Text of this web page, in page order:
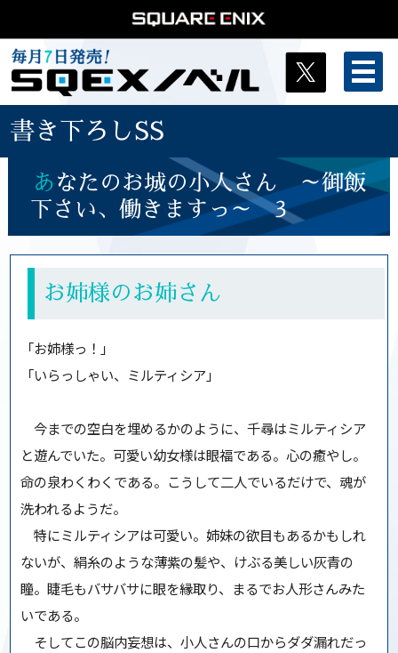
書き下ろしSS
あなたのお城の小人さん ～御飯
下さい、働きますっ～ 3
お姉様のお姉さん
「お姉様っ！」
「いらっしゃい、ミルティシア」
今までの空白を埋めるかのように、千尋はミルティシア
と遊んでいた。可愛い幼女様は眼福である。心の癒やし。
命の泉わくわくである。こうして二人でいるだけで、魂が
洗われるようだ。
特にミルティシアは可愛い。姉妹の欲目もあるかもしれ
ないが、絹糸のような薄紫の髪や、けぶる美しい灰青の
瞳。睫毛もバサバサに眼を縁取り、まるでお人形さんみた
いである。
そしてこの脳内妄想は、小人さんの口からダダ漏れだっ